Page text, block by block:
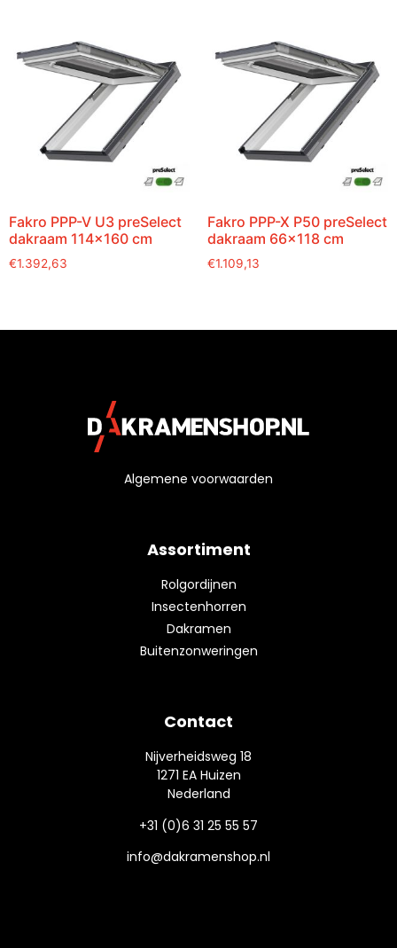
Fakro PPP-V U3 preSelect
dakraam 114×160 cm
€1.392,63
Fakro PPP-X P50 preSelect
dakraam 66×118 cm
€1.109,13
Algemene voorwaarden
Assortiment
Rolgordijnen
Insectenhorren
Dakramen
Buitenzonweringen
Contact
Nijverheidsweg 18
1271 EA Huizen
Nederland
+31 (0)6 31 25 55 57
info@dakramenshop.nl